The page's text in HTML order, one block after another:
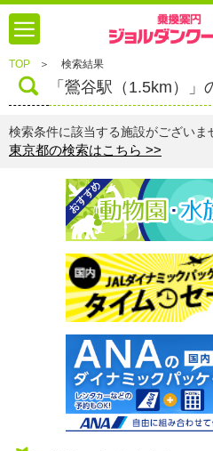
TOP ＞ 検索結果
「鶯谷駅（1.5km）」
検索条件に該当する施設がございま
東京都の検索はこちら >>